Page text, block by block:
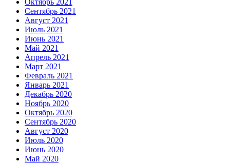
Октябрь 2021
Сентябрь 2021
Август 2021
Июль 2021
Июнь 2021
Май 2021
Апрель 2021
Март 2021
Февраль 2021
Январь 2021
Декабрь 2020
Ноябрь 2020
Октябрь 2020
Сентябрь 2020
Август 2020
Июль 2020
Июнь 2020
Май 2020